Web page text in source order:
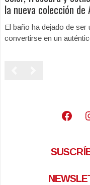
la nueva colección de
El baño ha dejado de
convertirse en un